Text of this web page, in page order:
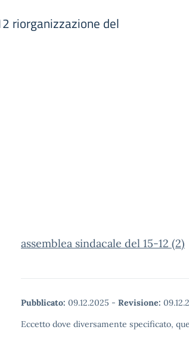
riorganizzazione del
assemblea sindacale del 15-12 (2)
Pubblicato: 09.12.2025 - Revisione:
Eccetto dove diversamente specificato,